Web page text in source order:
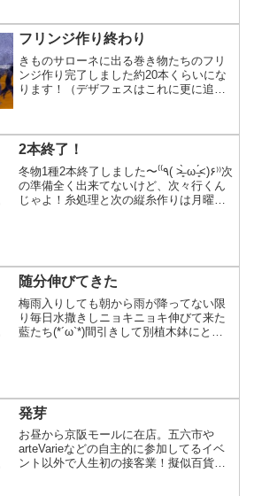
早い…あっと言う間に750cm巻き取り終
わり、...
フリンジ作り終わり
きものサローネに出る巻き物たちのフリ
ンジ作り完了しました約20本くらいにな
ります！（デザフェスはこれに更に追加
しい縫い取りに近い作業が有るので正直
ちょっと憂鬱(笑)縫い...
2本終了！
冬物1種2本終了しました〜‎⁽⁽٩( ˃̶͈̀ ω ˂̶͈́)۶⁾⁾次
の準備全く出来てないけど、次々行くん
じゃよ！糸処理と次の縦糸作りは月曜日
随分伸びてきた
梅雨入りしても朝から雨が降ってない限
り毎日水撒きしニョキニョキ伸びて来た
藍たち(*´ω`*)間引きして別植木鉢にと言
発芽
お昼から京阪モールに在店。五六市や
arteVarieなどの自主的に参加してるイベ
ント以外で人生初の接客業！擬似百貨店